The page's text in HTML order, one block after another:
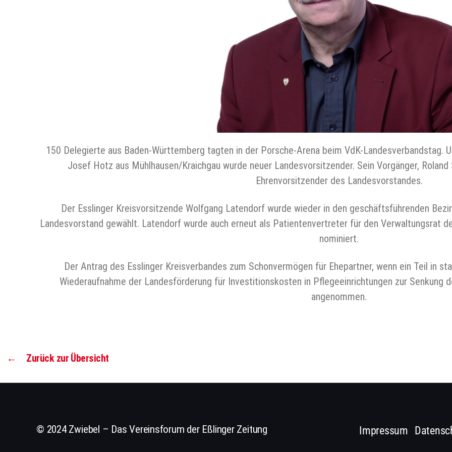
150 Delegierte aus Baden-Württemberg tagten in der Porsche-Arena beim VdK-Landesverbandstag.
Josef Hotz aus Mühlhausen/Kraichgau wurde neuer Landesvorsitzender. Sein Vorgänger,
Ehrenvorsitzender des Landesvorstandes.
Der Esslinger Kreisvorsitzende Wolfgang Latendorf wurde wieder in den geschäftsführenden
Landesvorstand gewählt. Latendorf wurde auch erneut als Patientenvertreter für den Verwaltungsrat
nominiert.
Der Antrag des Esslinger Kreisverbandes zum Schonvermögen für Ehepartner, wenn ein Teil in
Wiederaufnahme der Landesförderung für Investitionskosten in Pflegeeinrichtungen zur Senkung
angenommen.
← Zurück zur Übersicht
© 2024 Zwiebel – Das Vereinsforum der Eßlinger Zeitung Impressum